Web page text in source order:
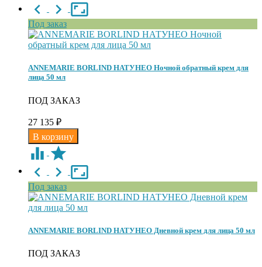
Под заказ
ANNEMARIE BORLIND НАТУНЕО Ночной обратный крем для
лица 50 мл
ПОД ЗАКАЗ
27 135 ₽
Под заказ
ANNEMARIE BORLIND НАТУНЕО Дневной крем для лица 50 мл
ПОД ЗАКАЗ